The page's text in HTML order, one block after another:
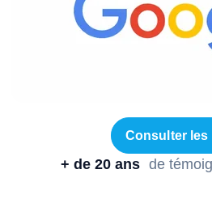
Consulter les
+ de 20 ans de